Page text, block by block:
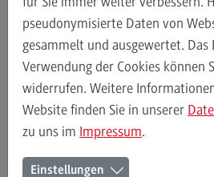
Modulangebot
Berufsperspektiven
Kontakt
Advanced Practice in Healthcare
Advanced Practice in Healthcare
Rahmenbedingungen
Masterstudiengänge
Data
Data Science *
pseudonymisierte Daten von
gesammelt und ausgewertet.
Verwendung der Cookies können
widerrufen. Weitere
Website finden Sie in unserer
zu uns im Impressum.
Einstellungen